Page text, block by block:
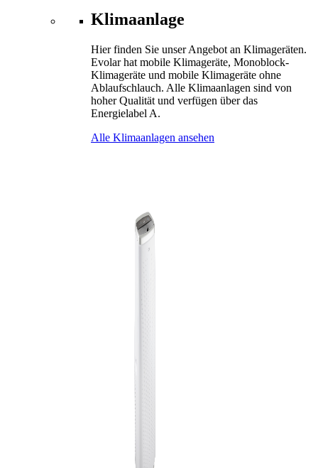
Klimaanlage
Hier finden Sie unser Angebot an Klimageräten.
Evolar hat mobile Klimageräte, Monoblock-
Klimageräte und mobile Klimageräte ohne
Ablaufschlauch. Alle Klimaanlagen sind von
hoher Qualität und verfügen über das
Energielabel A.
Alle Klimaanlagen ansehen